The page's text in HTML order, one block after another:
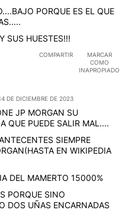
PORQUE ES EL QUE
SUS HUESTES!!!
COMPARTIR
MARCAR
COMO
INAPROPIADO
DE DICIEMBRE DE 2023
JP MORGAN SU
QUE PUEDE SALIR MAL....
SIEMPRE
EN WIKIPEDIA
DEL MAMERTO 15000%
PORQUE SINO
DOS UÑAS ENCARNADAS